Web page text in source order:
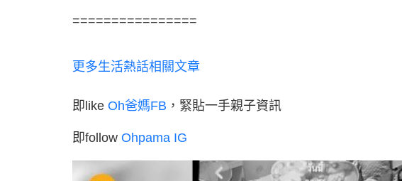
================
更多生活熱話相關文章
即like Oh爸媽FB ，緊貼一手親子資訊
即follow Ohpama IG